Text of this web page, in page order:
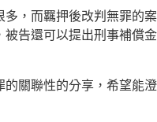
，而羈押後改判無罪的案
告還可以提出刑事補償金
關聯性的分享，希望能澄